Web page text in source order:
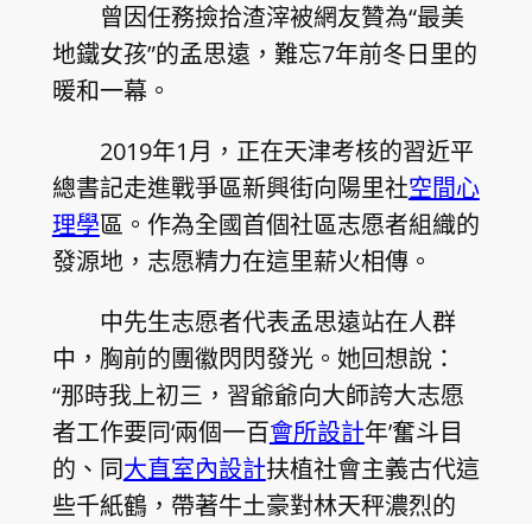
曾因任務撿拾渣滓被網友贊為“最美
地鐵女孩”的孟思遠，難忘7年前冬日里的
暖和一幕。
2019年1月，正在天津考核的習近平
總書記走進戰爭區新興街向陽里社空間心
理學區。作為全國首個社區志愿者組織的
發源地，志愿精力在這里薪火相傳。
中先生志愿者代表孟思遠站在人群
中，胸前的團徽閃閃發光。她回想說：
“那時我上初三，習爺爺向大師誇大志愿
者工作要同‘兩個一百會所設計年’奮斗目
的、同大直室內設計扶植社會主義古代這
些千紙鶴，帶著牛土豪對林天秤濃烈的